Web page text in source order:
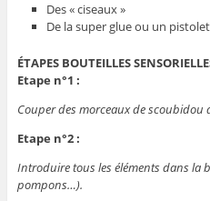
Des « ciseaux »
De la super glue ou un
ÉTAPES BOUTEILLES
Etape n°1 :
Couper des morceaux de scoubidou
Etape n°2 :
Introduire tous les éléments dans la
pompons…).